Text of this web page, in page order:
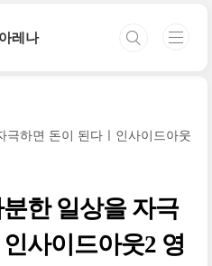
레나
극하면 돈이 된다ㅣ인사이드아웃
한 일상을 자극
사이드아웃2 영